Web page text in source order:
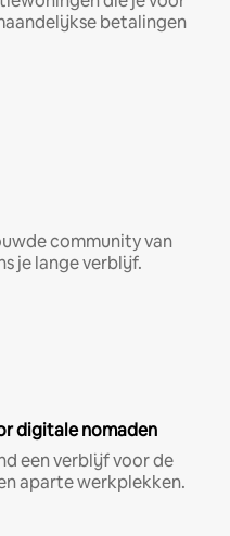
betalingen
community van
je lange verblijf.
digitale nomaden
een verblijf voor de
aparte werkplekken.